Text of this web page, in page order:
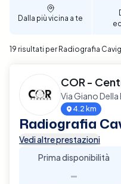
tua
Dalla più vicina a te
19 risultati per Radiografia
COR -
Via Giano
4.2 km
Radiografia
Vedi altre prestazioni
Prima disponibilità
-